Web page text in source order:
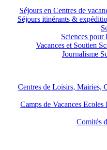
Séjours en Centres de
Séjours itinérants &
Sciences pour
Vacances et Soutien
Journalisme
Centres de Loisirs, Mairies,
Camps de Vacances Ecoles
Comités